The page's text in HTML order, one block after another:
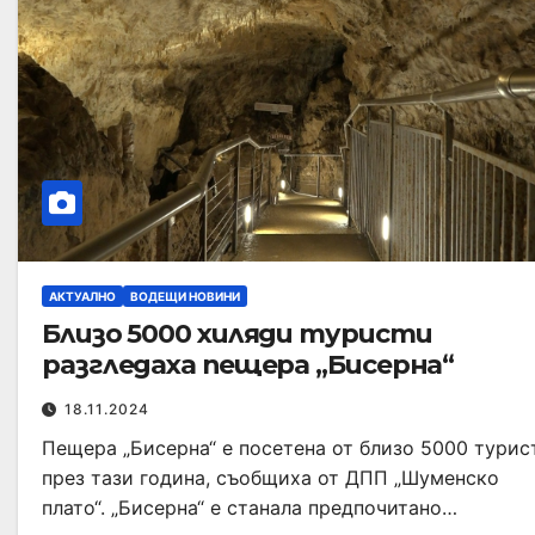
АКТУАЛНО ВОДЕЩИ НОВИНИ
Близо 5000 хиляди туристи
разгледаха пещера „Бисерна“
18.11.2024
Пещера „Бисерна“ е посетена от близо 5000
през тази година, съобщиха от ДПП „Шуменско
плато“. „Бисерна“ е станала предпочитано…